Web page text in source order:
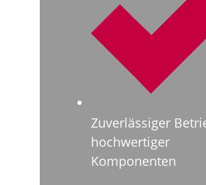
Zuverlässiger
hochwertiger
Komponenten